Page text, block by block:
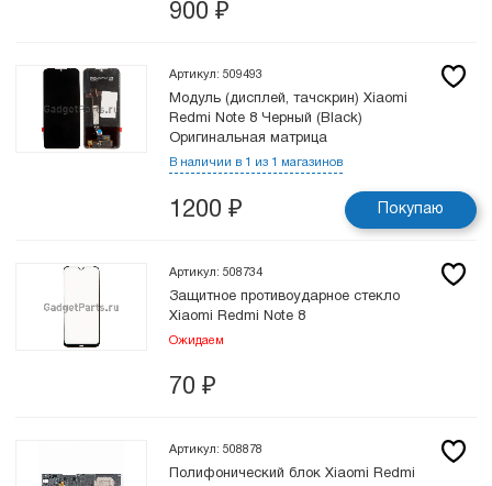
900 ₽
Артикул: 509493
Модуль (дисплей, тачскрин) Xiaomi
Redmi Note 8 Черный (Black)
Оригинальная матрица
В наличии в 1 из 1 магазинов
1200 ₽ Покупаю
Артикул: 508734
Защитное противоударное стекло
Xiaomi Redmi Note 8
Ожидаем
70 ₽
Артикул: 508878
Полифонический блок Xiaomi Redmi